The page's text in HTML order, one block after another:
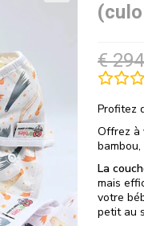
€
Profitez
Offrez à
La
mais
votre
petit au